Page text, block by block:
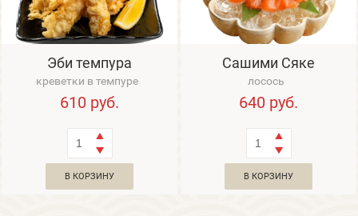
Эби темпура
креветки в темпуре
610 руб.
В КОРЗИНУ
Сашими Сяке
лосось
640 руб.
В КОРЗИНУ